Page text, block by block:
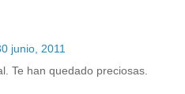
junio, 2011
Te han quedado preciosas.